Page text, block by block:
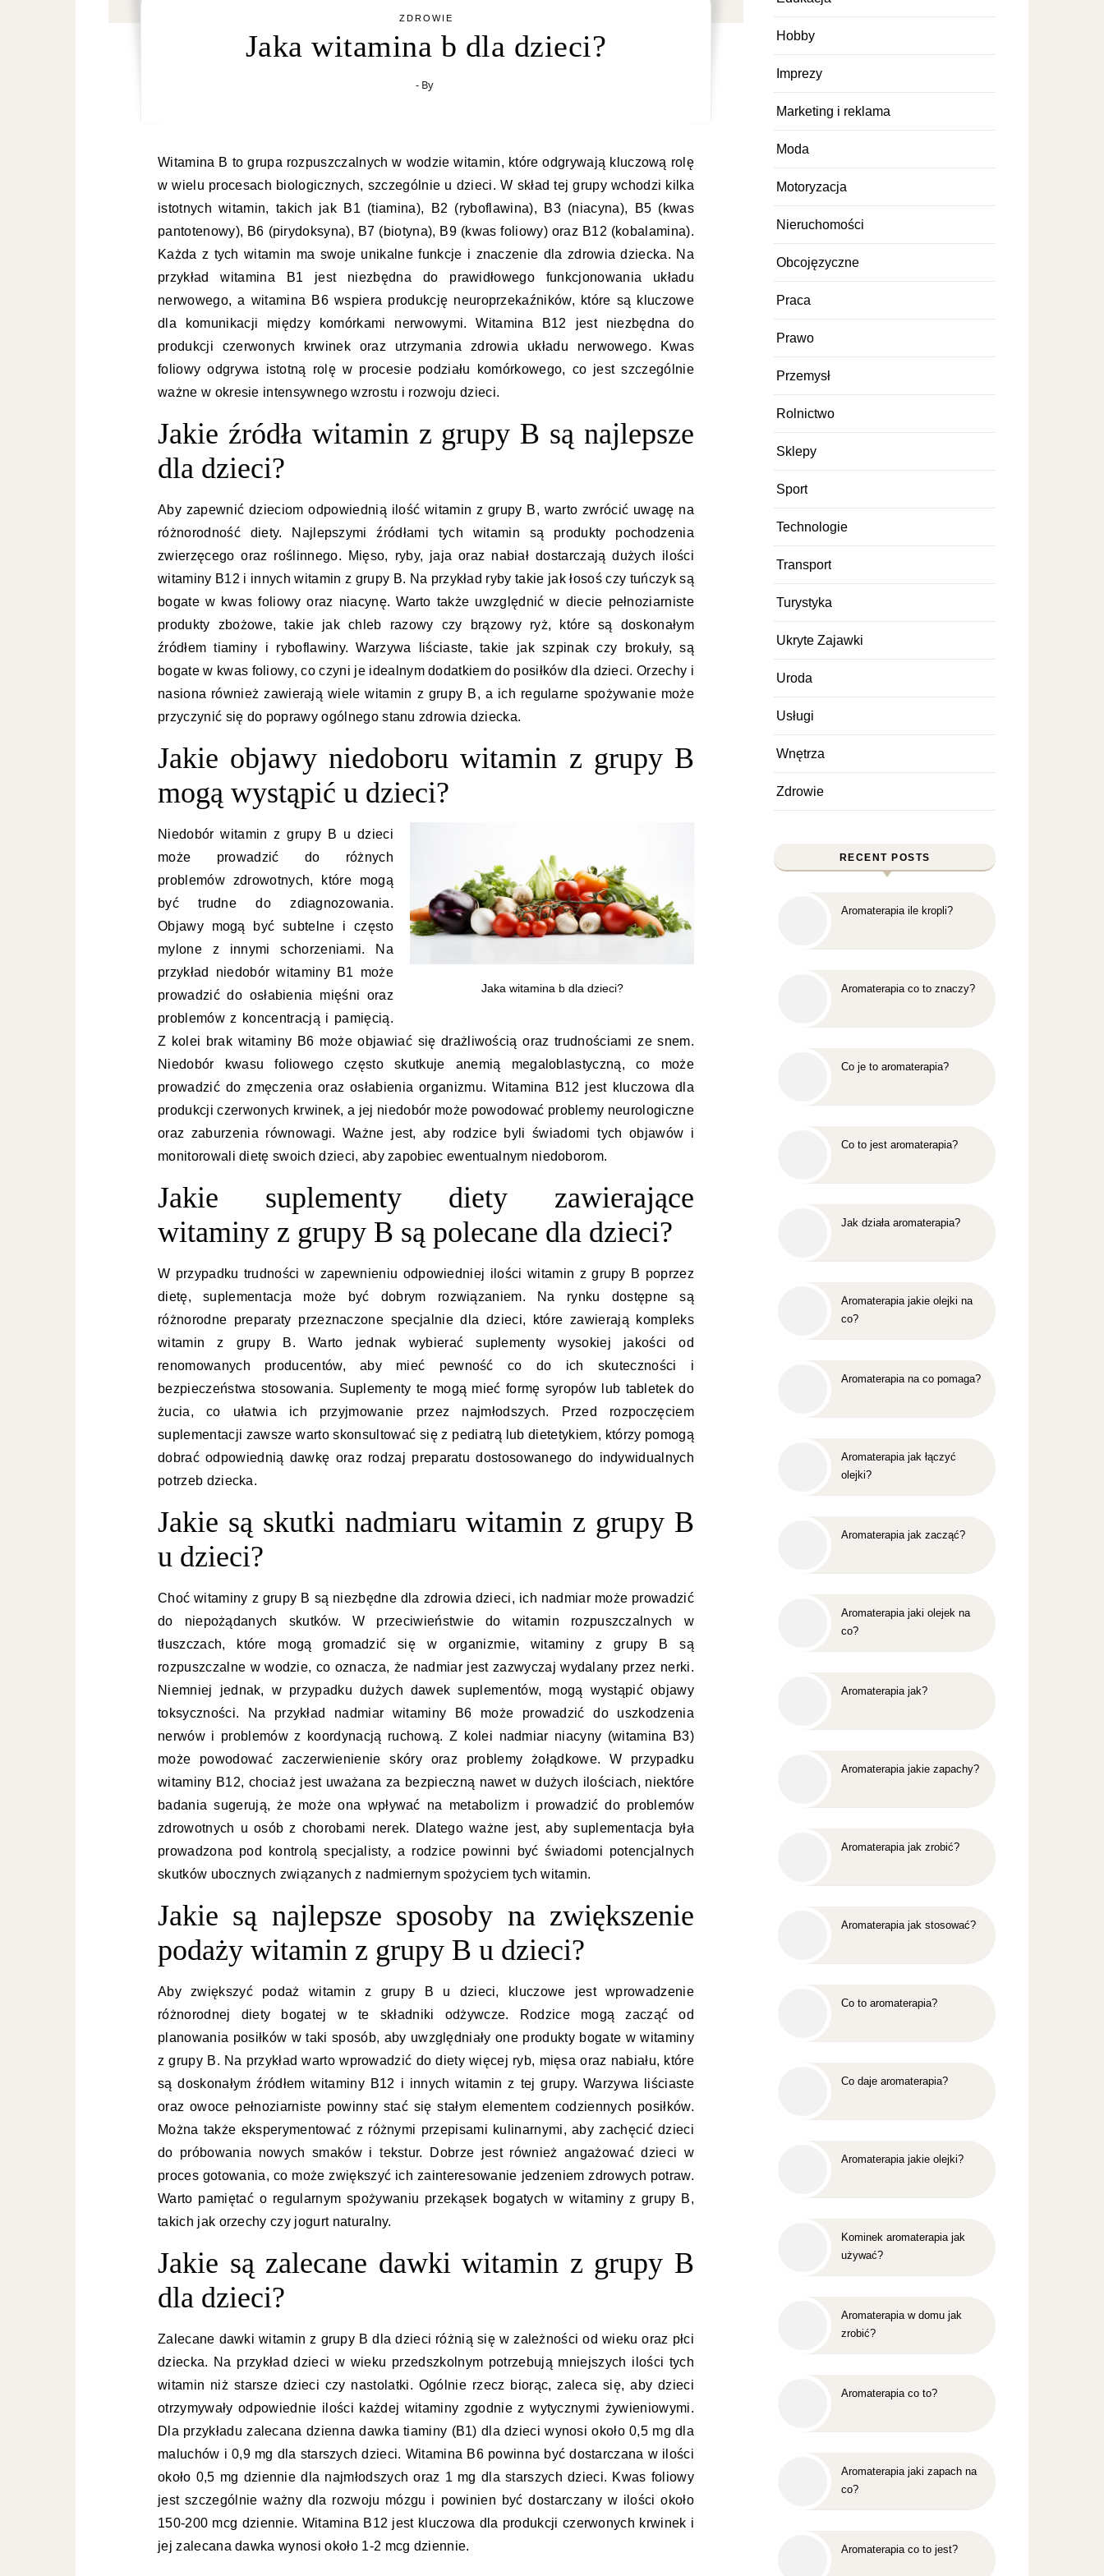
ZDROWIE
Jaka witamina b dla dzieci?
- By
Witamina B to grupa rozpuszczalnych w wodzie witamin, które odgrywają kluczową rolę
w wielu procesach biologicznych, szczególnie u dzieci. W skład tej grupy wchodzi kilka
istotnych witamin, takich jak B1 (tiamina), B2 (ryboflawina), B3 (niacyna), B5 (kwas
pantotenowy), B6 (pirydoksyna), B7 (biotyna), B9 (kwas foliowy) oraz B12 (kobalamina).
Każda z tych witamin ma swoje unikalne funkcje i znaczenie dla zdrowia dziecka. Na
przykład witamina B1 jest niezbędna do prawidłowego funkcjonowania układu
nerwowego, a witamina B6 wspiera produkcję neuroprzekaźników, które są kluczowe
dla komunikacji między komórkami nerwowymi. Witamina B12 jest niezbędna do
produkcji czerwonych krwinek oraz utrzymania zdrowia układu nerwowego. Kwas
foliowy odgrywa istotną rolę w procesie podziału komórkowego, co jest szczególnie
ważne w okresie intensywnego wzrostu i rozwoju dzieci.
Jakie źródła witamin z grupy B są najlepsze
dla dzieci?
Aby zapewnić dzieciom odpowiednią ilość witamin z grupy B, warto zwrócić uwagę na
różnorodność diety. Najlepszymi źródłami tych witamin są produkty pochodzenia
zwierzęcego oraz roślinnego. Mięso, ryby, jaja oraz nabiał dostarczają dużych ilości
witaminy B12 i innych witamin z grupy B. Na przykład ryby takie jak łosoś czy tuńczyk są
bogate w kwas foliowy oraz niacynę. Warto także uwzględnić w diecie pełnoziarniste
produkty zbożowe, takie jak chleb razowy czy brązowy ryż, które są doskonałym
źródłem tiaminy i ryboflawiny. Warzywa liściaste, takie jak szpinak czy brokuły, są
bogate w kwas foliowy, co czyni je idealnym dodatkiem do posiłków dla dzieci. Orzechy i
nasiona również zawierają wiele witamin z grupy B, a ich regularne spożywanie może
przyczynić się do poprawy ogólnego stanu zdrowia dziecka.
Jakie objawy niedoboru witamin z grupy B
mogą wystąpić u dzieci?
Jaka witamina b dla dzieci?
Niedobór witamin z grupy B u dzieci
może prowadzić do różnych
problemów zdrowotnych, które mogą
być trudne do zdiagnozowania.
Objawy mogą być subtelne i często
mylone z innymi schorzeniami. Na
przykład niedobór witaminy B1 może
prowadzić do osłabienia mięśni oraz
problemów z koncentracją i pamięcią.
Z kolei brak witaminy B6 może objawiać się drażliwością oraz trudnościami ze snem.
Niedobór kwasu foliowego często skutkuje anemią megaloblastyczną, co może
prowadzić do zmęczenia oraz osłabienia organizmu. Witamina B12 jest kluczowa dla
produkcji czerwonych krwinek, a jej niedobór może powodować problemy neurologiczne
oraz zaburzenia równowagi. Ważne jest, aby rodzice byli świadomi tych objawów i
monitorowali dietę swoich dzieci, aby zapobiec ewentualnym niedoborom.
Jakie suplementy diety zawierające
witaminy z grupy B są polecane dla dzieci?
W przypadku trudności w zapewnieniu odpowiedniej ilości witamin z grupy B poprzez
dietę, suplementacja może być dobrym rozwiązaniem. Na rynku dostępne są
różnorodne preparaty przeznaczone specjalnie dla dzieci, które zawierają kompleks
witamin z grupy B. Warto jednak wybierać suplementy wysokiej jakości od
renomowanych producentów, aby mieć pewność co do ich skuteczności i
bezpieczeństwa stosowania. Suplementy te mogą mieć formę syropów lub tabletek do
żucia, co ułatwia ich przyjmowanie przez najmłodszych. Przed rozpoczęciem
suplementacji zawsze warto skonsultować się z pediatrą lub dietetykiem, którzy pomogą
dobrać odpowiednią dawkę oraz rodzaj preparatu dostosowanego do indywidualnych
potrzeb dziecka.
Jakie są skutki nadmiaru witamin z grupy B
u dzieci?
Choć witaminy z grupy B są niezbędne dla zdrowia dzieci, ich nadmiar może prowadzić
do niepożądanych skutków. W przeciwieństwie do witamin rozpuszczalnych w
tłuszczach, które mogą gromadzić się w organizmie, witaminy z grupy B są
rozpuszczalne w wodzie, co oznacza, że nadmiar jest zazwyczaj wydalany przez nerki.
Niemniej jednak, w przypadku dużych dawek suplementów, mogą wystąpić objawy
toksyczności. Na przykład nadmiar witaminy B6 może prowadzić do uszkodzenia
nerwów i problemów z koordynacją ruchową. Z kolei nadmiar niacyny (witamina B3)
może powodować zaczerwienienie skóry oraz problemy żołądkowe. W przypadku
witaminy B12, chociaż jest uważana za bezpieczną nawet w dużych ilościach, niektóre
badania sugerują, że może ona wpływać na metabolizm i prowadzić do problemów
zdrowotnych u osób z chorobami nerek. Dlatego ważne jest, aby suplementacja była
prowadzona pod kontrolą specjalisty, a rodzice powinni być świadomi potencjalnych
skutków ubocznych związanych z nadmiernym spożyciem tych witamin.
Jakie są najlepsze sposoby na zwiększenie
podaży witamin z grupy B u dzieci?
Aby zwiększyć podaż witamin z grupy B u dzieci, kluczowe jest wprowadzenie
różnorodnej diety bogatej w te składniki odżywcze. Rodzice mogą zacząć od
planowania posiłków w taki sposób, aby uwzględniały one produkty bogate w witaminy
z grupy B. Na przykład warto wprowadzić do diety więcej ryb, mięsa oraz nabiału, które
są doskonałym źródłem witaminy B12 i innych witamin z tej grupy. Warzywa liściaste
oraz owoce pełnoziarniste powinny stać się stałym elementem codziennych posiłków.
Można także eksperymentować z różnymi przepisami kulinarnymi, aby zachęcić dzieci
do próbowania nowych smaków i tekstur. Dobrze jest również angażować dzieci w
proces gotowania, co może zwiększyć ich zainteresowanie jedzeniem zdrowych potraw.
Warto pamiętać o regularnym spożywaniu przekąsek bogatych w witaminy z grupy B,
takich jak orzechy czy jogurt naturalny.
Jakie są zalecane dawki witamin z grupy B
dla dzieci?
Zalecane dawki witamin z grupy B dla dzieci różnią się w zależności od wieku oraz płci
dziecka. Na przykład dzieci w wieku przedszkolnym potrzebują mniejszych ilości tych
witamin niż starsze dzieci czy nastolatki. Ogólnie rzecz biorąc, zaleca się, aby dzieci
otrzymywały odpowiednie ilości każdej witaminy zgodnie z wytycznymi żywieniowymi.
Dla przykładu zalecana dzienna dawka tiaminy (B1) dla dzieci wynosi około 0,5 mg dla
maluchów i 0,9 mg dla starszych dzieci. Witamina B6 powinna być dostarczana w ilości
około 0,5 mg dziennie dla najmłodszych oraz 1 mg dla starszych dzieci. Kwas foliowy
jest szczególnie ważny dla rozwoju mózgu i powinien być dostarczany w ilości około
150-200 mcg dziennie. Witamina B12 jest kluczowa dla produkcji czerwonych krwinek i
jej zalecana dawka wynosi około 1-2 mcg dziennie.
Hobby
Imprezy
Marketing i reklama
Moda
Motoryzacja
Nieruchomości
Obcojęzyczne
Praca
Prawo
Przemysł
Rolnictwo
Sklepy
Sport
Technologie
Transport
Turystyka
Ukryte Zajawki
Uroda
Usługi
Wnętrza
Zdrowie
RECENT POSTS
Aromaterapia ile kropli?
Aromaterapia co to znaczy?
Co je to aromaterapia?
Co to jest aromaterapia?
Jak działa aromaterapia?
Aromaterapia jakie olejki na
co?
Aromaterapia na co pomaga?
Aromaterapia jak łączyć
olejki?
Aromaterapia jak zacząć?
Aromaterapia jaki olejek na
co?
Aromaterapia jak?
Aromaterapia jakie zapachy?
Aromaterapia jak zrobić?
Aromaterapia jak stosować?
Co to aromaterapia?
Co daje aromaterapia?
Aromaterapia jakie olejki?
Kominek aromaterapia jak
używać?
Aromaterapia w domu jak
zrobić?
Aromaterapia co to?
Aromaterapia jaki zapach na
co?
Aromaterapia co to jest?